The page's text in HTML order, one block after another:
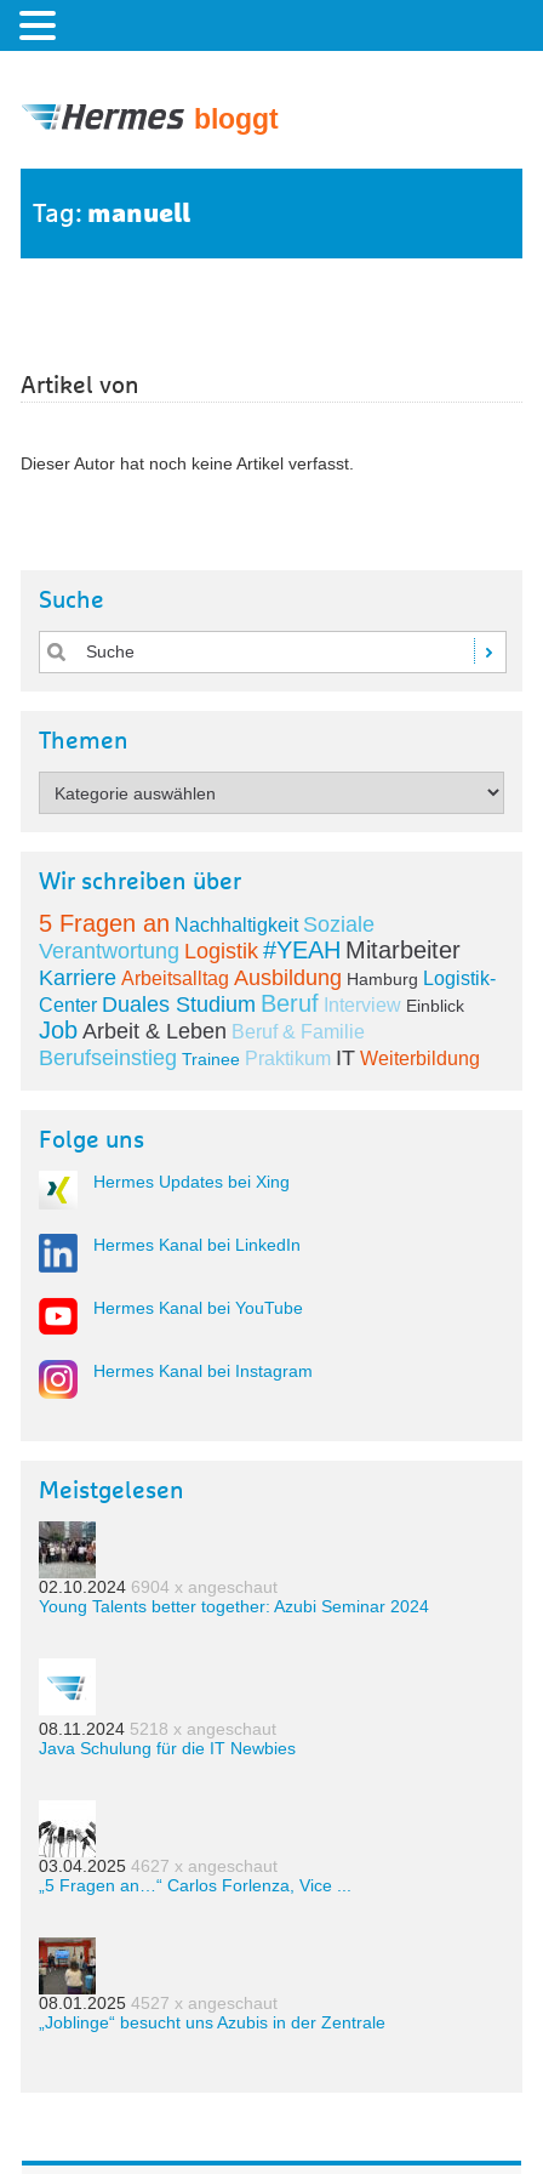
bloggt
Tag: manuell
Artikel von
Dieser Autor hat noch keine Artikel verfasst.
Suche
Themen
Wir schreiben über
5 Fragen an Nachhaltigkeit Soziale
Verantwortung Logistik #YEAH Mitarbeiter
Karriere Arbeitsalltag Ausbildung Hamburg Logistik-
Center Duales Studium Beruf Interview Einblick
Job Arbeit & Leben Beruf & Familie
Berufseinstieg Trainee Praktikum IT Weiterbildung
Folge uns
Hermes Updates bei Xing
Hermes Kanal bei LinkedIn
Hermes Kanal bei YouTube
Hermes Kanal bei Instagram
Meistgelesen
02.10.2024 6904 x angeschaut
Young Talents better together: Azubi Seminar 2024
08.11.2024 5218 x angeschaut
Java Schulung für die IT Newbies
03.04.2025 4627 x angeschaut
„5 Fragen an…“ Carlos Forlenza, Vice ...
08.01.2025 4527 x angeschaut
„Joblinge“ besucht uns Azubis in der Zentrale